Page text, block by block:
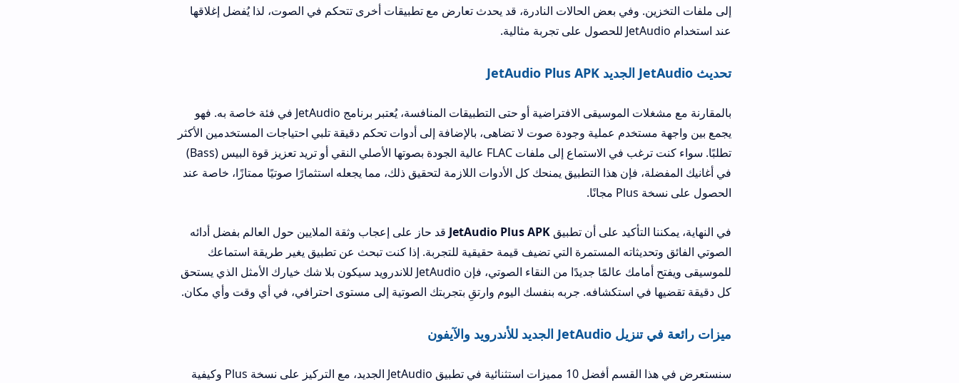
إلى ملفات التخزين. وفي بعض الحالات النادرة، قد يحدث تعارض مع تطبيقات أخرى تتحكم في الصوت، لذا يُفضل إغلاقها
بالمقارنة مع مشغلات الموسيقى الافتراضية أو حتى التطبيقات المنافسة، يُعتبر برنامج JetAudio في فئة خاصة به. فهو
يجمع بين واجهة مستخدم عملية وجودة صوت لا تضاهى، بالإضافة إلى أدوات تحكم دقيقة تلبي احتياجات المستخدمين الأكثر
تطلبًا. سواء كنت ترغب في الاستماع إلى ملفات FLAC عالية الجودة بصوتها الأصلي النقي أو تريد تعزيز قوة البيس (Bass)
في أغانيك المفضلة، فإن هذا التطبيق يمنحك كل الأدوات اللازمة لتحقيق ذلك، مما يجعله استثمارًا صوتيًا ممتازًا، خاصة عند
الحصول على نسخة Plus مجانًا.
في النهاية، يمكننا التأكيد على أن تطبيقJetAudio Plus APKقد حاز على إعجاب وثقة الملايين حول العالم بفضل أدائه
الصوتي الفائق وتحديثاته المستمرة التي تضيف قيمة حقيقية للتجربة. إذا كنت تبحث عن تطبيق يغير طريقة استماعك
للموسيقى ويفتح أمامك عالمًا جديدًا من النقاء الصوتي، فإن JetAudio للاندرويد سيكون بلا شك خيارك الأمثل الذي يستحق
كل دقيقة تقضيها في استكشافه. جربه بنفسك اليوم وارتقِ بتجربتك الصوتية إلى مستوى احترافي، في أي وقت وأي مكان.
ميزات رائعة في تنزيل JetAudio الجديد للأندرويد والآيفون
سنستعرض في هذا القسم أفضل 10 مميزات استثنائية في تطبيق JetAudio الجديد، مع التركيز على نسخة Plus وكيفية